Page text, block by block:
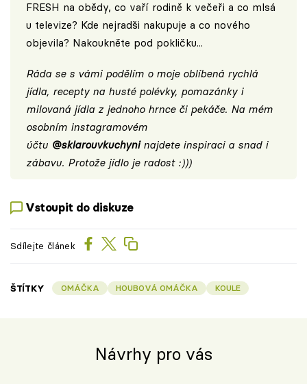
FRESH na obědy, co vaří rodině k večeři a co mlsá
u televize? Kde nejradši nakupuje a co nového
objevila? Nakoukněte pod pokličku...
Ráda se s vámi podělím o moje oblíbená rychlá
jídla, recepty na husté polévky, pomazánky i
milovaná jídla z jednoho hrnce či pekáče. Na mém
osobním instagramovém
účtu @sklarouvkuchyni najdete inspiraci a snad i
zábavu. Protože jídlo je radost :)))
Vstoupit do diskuze
Sdílejte článek
ŠTÍTKY OMÁČKA HOUBOVÁ OMÁČKA KOULE
Návrhy pro vás